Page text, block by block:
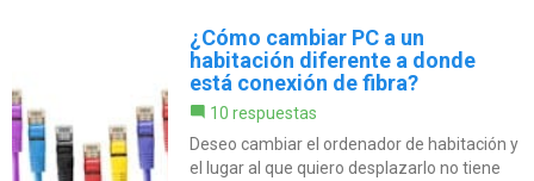
¿Cómo cambiar PC a un
habitación diferente a donde
está conexión de fibra?
10 respuestas
Deseo cambiar el ordenador de habitación y
el lugar al que quiero desplazarlo no tiene